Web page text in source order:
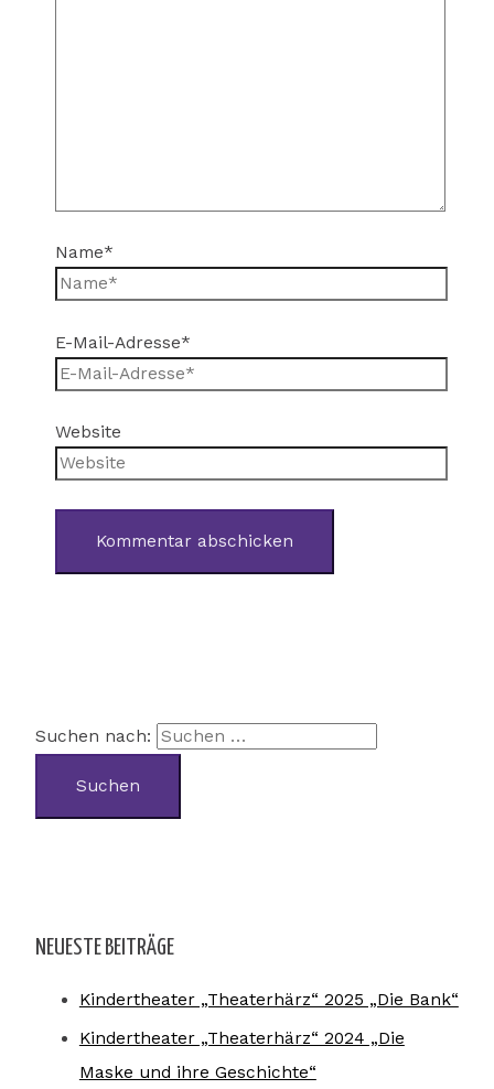
Name*
E-Mail-Adresse*
Website
Suchen nach:
NEUESTE BEITRÄGE
Kindertheater „Theaterhärz“ 2025 „Die Bank“
Kindertheater „Theaterhärz“ 2024 „Die
Maske und ihre Geschichte“